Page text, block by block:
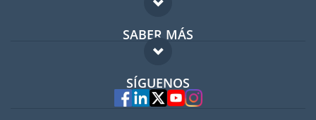
Foro para expatriados
Guía para expatriados
Trabajos en el extranjero
SABER MÁS
FAQ
Expertos
SÍGUENOS